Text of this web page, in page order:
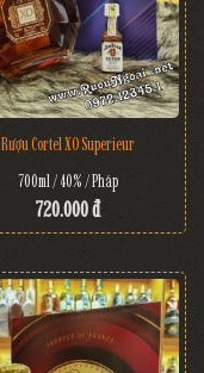
Rượu Cortel XO Superieur
700ml / 40% / Pháp
720.000 đ